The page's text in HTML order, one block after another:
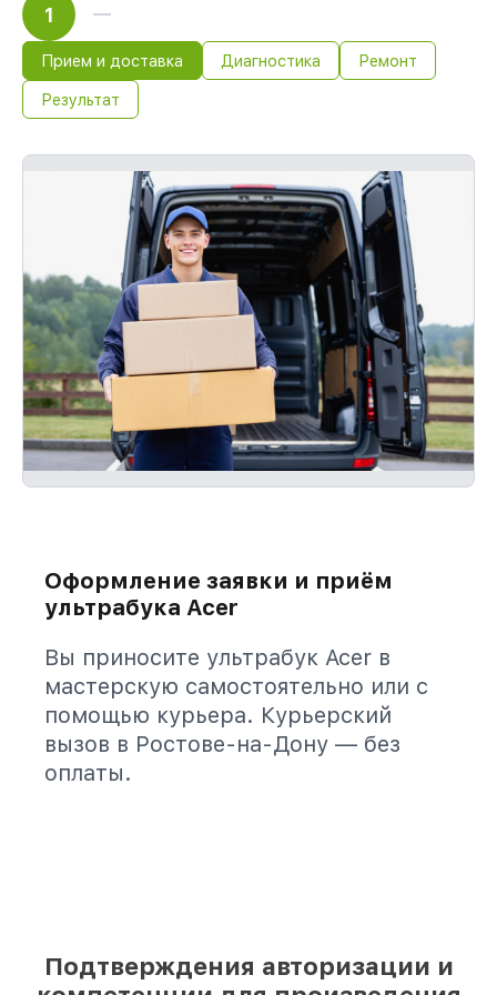
обслуживание устройств
Если у вас есть чек и гарантийный
талон, мы обслужим устройство
повторно без оплаты и без задержек.
1
Прием и доставка Диагностика Ремонт
Результат
Оформление заявки и приём
ультрабука Acer
Вы приносите ультрабук Acer в
мастерскую самостоятельно или с
помощью курьера. Курьерский
вызов в Ростове-на-Дону — без
оплаты.
Подтверждения авторизации и